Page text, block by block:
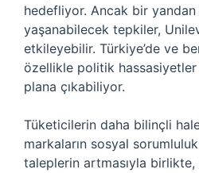
hedefliyor. Ancak bir
yaşanabilecek tepkiler,
etkileyebilir. Türkiye’de ve
özellikle politik
plana çıkabiliyor.
Tüketicilerin daha bilinçli
markaların sosyal
taleplerin artmasıyla